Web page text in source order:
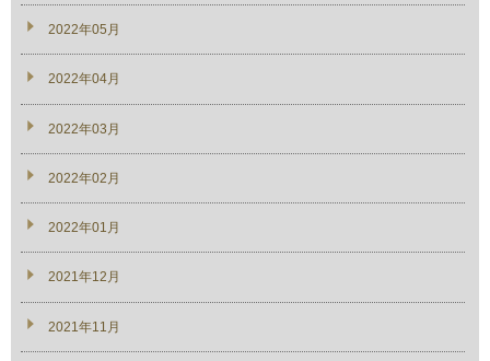
2022年05月
2022年04月
2022年03月
2022年02月
2022年01月
2021年12月
2021年11月